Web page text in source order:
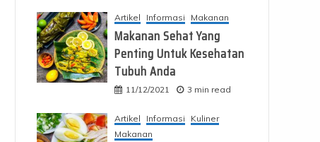
Artikel Informasi Makanan
Makanan Sehat Yang
Penting Untuk Kesehatan
Tubuh Anda
11/12/2021 3 min read
Artikel Informasi
Kuliner
Makanan